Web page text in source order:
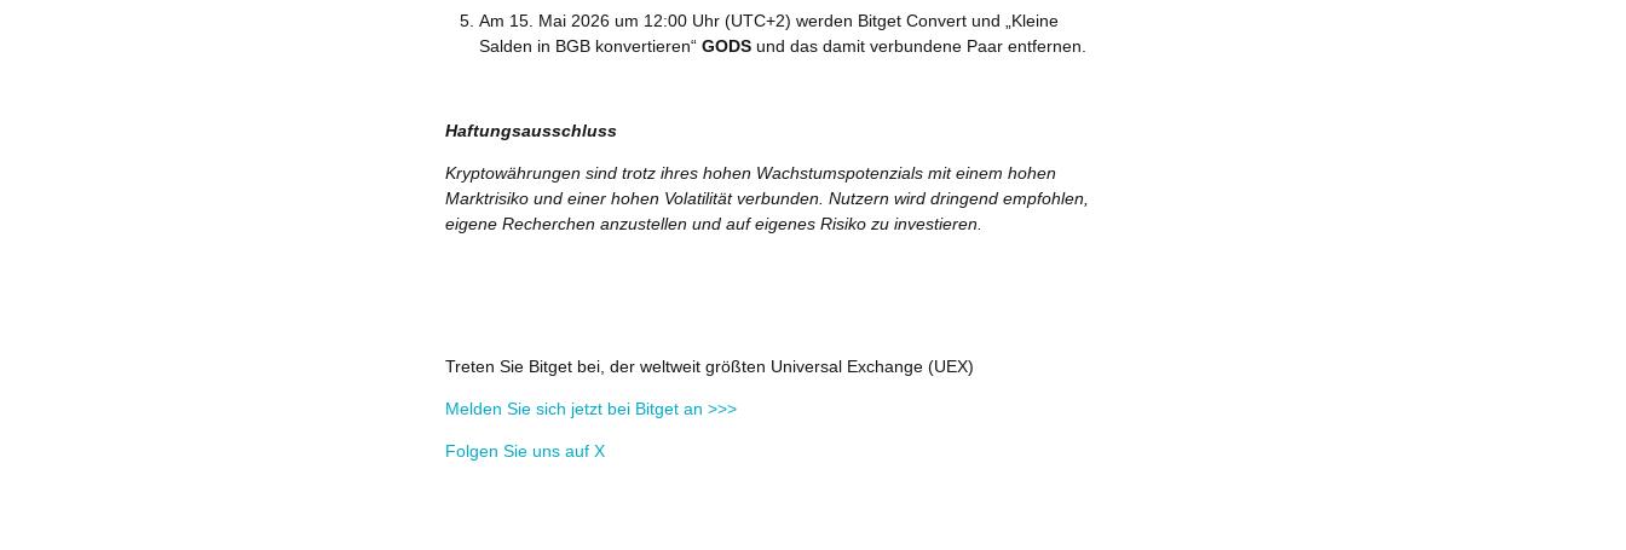
Am 15. Mai 2026 um 12:00 Uhr (UTC+2) werden Bitget Convert und „Kleine
Salden in BGB konvertieren“ GODS und das damit verbundene Paar entfernen.
Haftungsausschluss
Kryptowährungen sind trotz ihres hohen Wachstumspotenzials mit einem hohen
Marktrisiko und einer hohen Volatilität verbunden. Nutzern wird dringend empfohlen,
eigene Recherchen anzustellen und auf eigenes Risiko zu investieren.
Treten Sie Bitget bei, der weltweit größten Universal Exchange (UEX)
Melden Sie sich jetzt bei Bitget an >>>
Folgen Sie uns auf X